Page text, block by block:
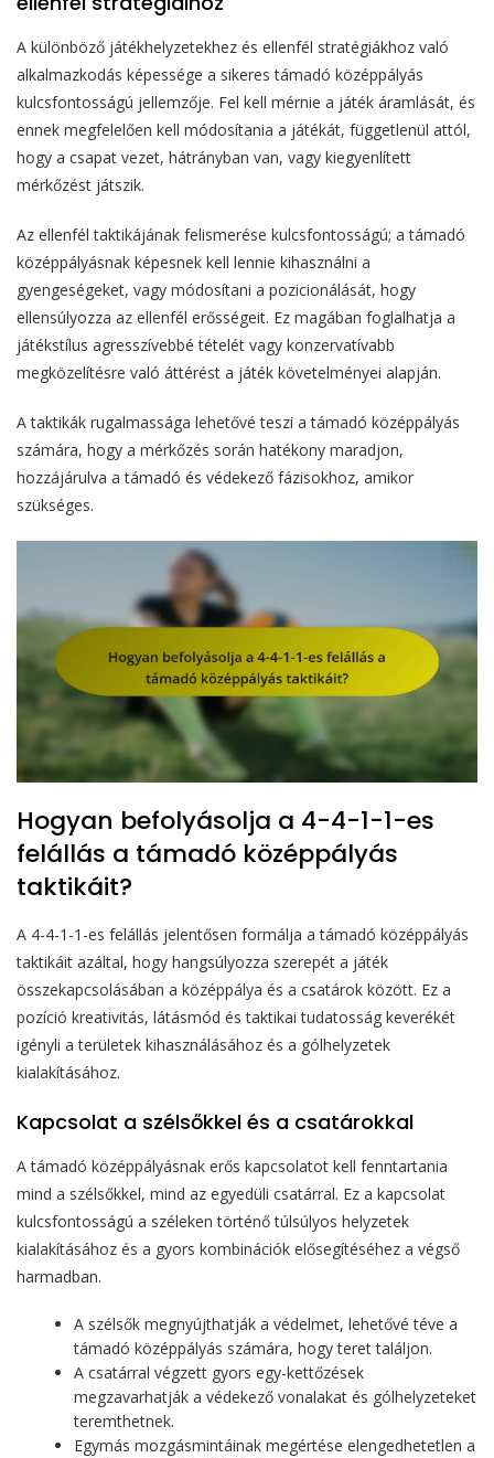
A különböző játékhelyzetekhez és ellenfél stratégiákhoz való
alkalmazkodás képessége a sikeres támadó középpályás
kulcsfontosságú jellemzője. Fel kell mérnie a játék áramlását, és
ennek megfelelően kell módosítania a játékát, függetlenül attól,
hogy a csapat vezet, hátrányban van, vagy kiegyenlített
mérkőzést játszik.
Az ellenfél taktikájának felismerése kulcsfontosságú; a támadó
középpályásnak képesnek kell lennie kihasználni a
gyengeségeket, vagy módosítani a pozicionálását, hogy
ellensúlyozza az ellenfél erősségeit. Ez magában foglalhatja a
játékstílus agresszívebbé tételét vagy konzervatívabb
megközelítésre való áttérést a játék követelményei alapján.
A taktikák rugalmassága lehetővé teszi a támadó középpályás
számára, hogy a mérkőzés során hatékony maradjon,
hozzájárulva a támadó és védekező fázisokhoz, amikor
szükséges.
Hogyan befolyásolja a 4-4-1-1-es
felállás a támadó középpályás
taktikáit?
A 4-4-1-1-es felállás jelentősen formálja a támadó középpályás
taktikáit azáltal, hogy hangsúlyozza szerepét a játék
összekapcsolásában a középpálya és a csatárok között. Ez a
pozíció kreativitás, látásmód és taktikai tudatosság keverékét
igényli a területek kihasználásához és a gólhelyzetek
kialakításához.
Kapcsolat a szélsőkkel és a csatárokkal
A támadó középpályásnak erős kapcsolatot kell fenntartania
mind a szélsőkkel, mind az egyedüli csatárral. Ez a kapcsolat
kulcsfontosságú a széleken történő túlsúlyos helyzetek
kialakításához és a gyors kombinációk elősegítéséhez a végső
harmadban.
A szélsők megnyújthatják a védelmet, lehetővé téve a
támadó középpályás számára, hogy teret találjon.
A csatárral végzett gyors egy-kettőzések
megzavarhatják a védekező vonalakat és gólhelyzeteket
teremthetnek.
Egymás mozgásmintáinak megértése elengedhetetlen a